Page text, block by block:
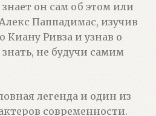
он сам об этом или
Паппадимас, изучив
Ривза и узнав о
не будучи самим
легенда и один из
современности.